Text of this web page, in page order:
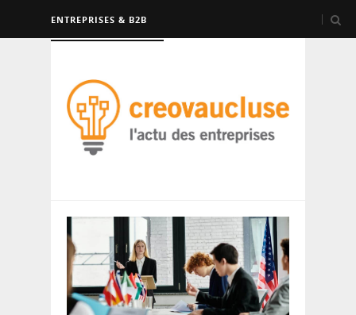
ENTREPRISES & B2B